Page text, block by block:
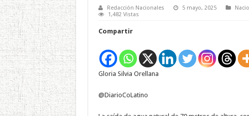
Redacción Nacionales 5 mayo, 2025
1,482 Vistas
Compartir
Gloria Silvia Orellana
@DiarioCoLatino